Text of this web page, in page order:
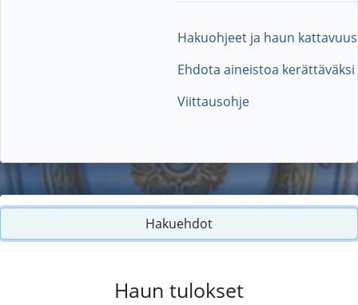
Hakuohjeet ja haun kattavuus
Ehdota aineistoa kerättäväksi
Viittausohje
Hakuehdot
Haun tulokset